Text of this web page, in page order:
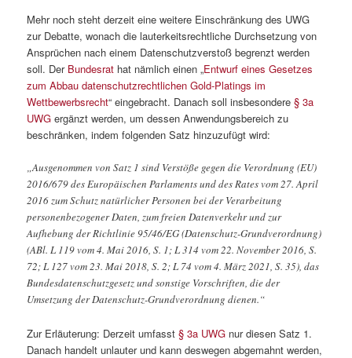
Mehr noch steht derzeit eine weitere Einschränkung des UWG
zur Debatte, wonach die lauterkeitsrechtliche Durchsetzung von
Ansprüchen nach einem Datenschutzverstoß begrenzt werden
soll. Der Bundesrat hat nämlich einen „Entwurf eines Gesetzes
zum Abbau datenschutzrechtlichen Gold-Platings im
Wettbewerbsrecht“ eingebracht. Danach soll insbesondere§ 3a
UWG ergänzt werden, um dessen Anwendungsbereich zu
beschränken, indem folgenden Satz hinzuzufügt wird:
„Ausgenommen von Satz 1 sind Verstöße gegen die Verordnung (EU)
2016/679 des Europäischen Parlaments und des Rates vom 27. April
2016 zum Schutz natürlicher Personen bei der Verarbeitung
personenbezogener Daten, zum freien Datenverkehr und zur
Aufhebung der Richtlinie 95/46/EG (Datenschutz-Grundverordnung)
(ABl. L 119 vom 4. Mai 2016, S. 1; L 314 vom 22. November 2016, S.
72; L 127 vom 23. Mai 2018, S. 2; L 74 vom 4. März 2021, S. 35), das
Bundesdatenschutzgesetz und sonstige Vorschriften, die der
Umsetzung der Datenschutz-Grundverordnung dienen.“
Zur Erläuterung: Derzeit umfasst§ 3a UWG nur diesen Satz 1.
Danach handelt unlauter und kann deswegen abgemahnt werden,